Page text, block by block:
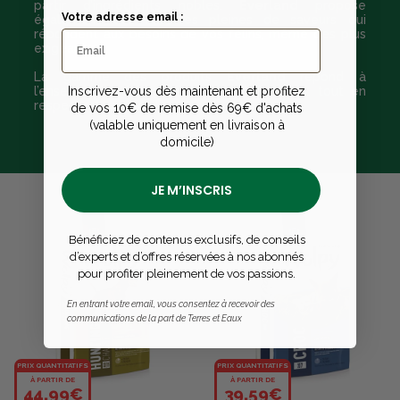
partir d’ingrédients nobles.
propose
également des recettes pleines de saveurs qui
répondent aux besoins de vos félins, même des plus
exigeants.
La gamme des produitsEverlandrépond à
l’ensemble des exigences de votre animal, tout en
respectant son équilibre.
PRIX QUANTITATIFS
À PARTIR DE
44,99€
PRIX QUANTITATIFS
À PARTIR DE
39,59€
Votre adresse email :
Inscrivez-vous dès maintenant et profitez
de vos 10€ de remise dès 69€ d'achats
(valable uniquement en livraison à
domicile)
JE M’INSCRIS
Bénéficiez de contenus exclusifs, de conseils
d’experts et d’offres réservées à nos abonnés
pour profiter pleinement de vos passions.
En entrant votre email, vous consentez à recevoir des
communications de la part de Terres et Eaux